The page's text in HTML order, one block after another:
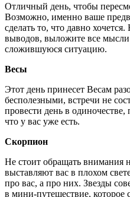
Отличный день, чтобы
Возможно, именно ваше
сделать то, что давно
выводов, выложите все
сложившуюся ситуацию.
Весы
Этот день принесет Весам
бесполезными, встречи не
провести день в одиночестве,
что у вас уже есть.
Скорпион
Не стоит обращать внимания
выставляют вас в плохом
про вас, а про них. Звезды
в мини-путешествие, которое